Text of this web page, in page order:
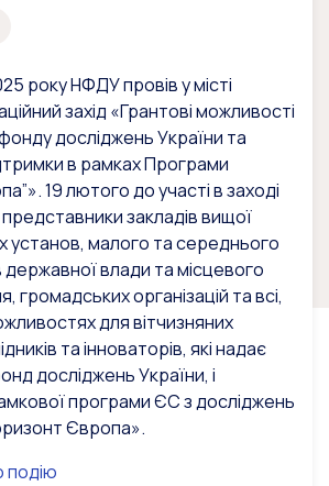
року НФДУ провів у місті
захід «Грантові можливості
досліджень України та
в рамках Програми
19 лютого до участі в заході
закладів вищої
установ, малого та середнього
державної влади та місцевого
громадських організацій та всі,
для вітчизняних
та інноваторів, які надає
досліджень України, і
програми ЄС з досліджень
Європа».
подію